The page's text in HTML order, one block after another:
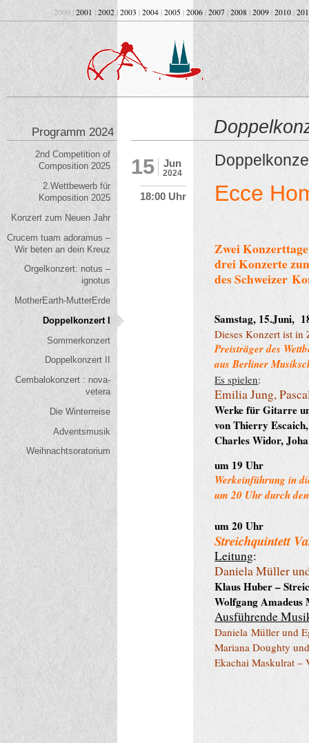
2000 | 2001 | 2002 | 2003 | 2004 | 2005 | 2006| 2007 | 2008 | 2009 | 2010|
Jun
2024
15
18:00 Uhr Ecce
Zwei Konzerttage
drei Konzerte
des Schweizer
Samstag, 15.Juni,
Dieses Konzert ist in
Preisträger des
aus Berliner
Es spielen:
Emilia Jung,
Werke für Gitarre
von Thierry
Charles Widor,
um 19 Uhr
Werkeinführung in
um 20 Uhr durch
um 20 Uhr
Streichquintett
Leitung:
Daniela Müller
Klaus Huber –
Wolfgang
Ausführende
Daniela Müller und
Mariana Doughty
Ekachai Maskulrat –
Programm 2024
2nd Competition of
Composition 2025
2.Wettbewerb für
Komposition 2025
Konzert zum Neuen Jahr
Crucem tuam adoramus –
Wir beten an dein Kreuz
Orgelkonzert: notus –
ignotus
MotherEarth-MutterErde
Doppelkonzert I
Sommerkonzert
Doppelkonzert II
Cembalokonzert : nova-
vetera
Die Winterreise
Adventsmusik
Weihnachtsoratorium